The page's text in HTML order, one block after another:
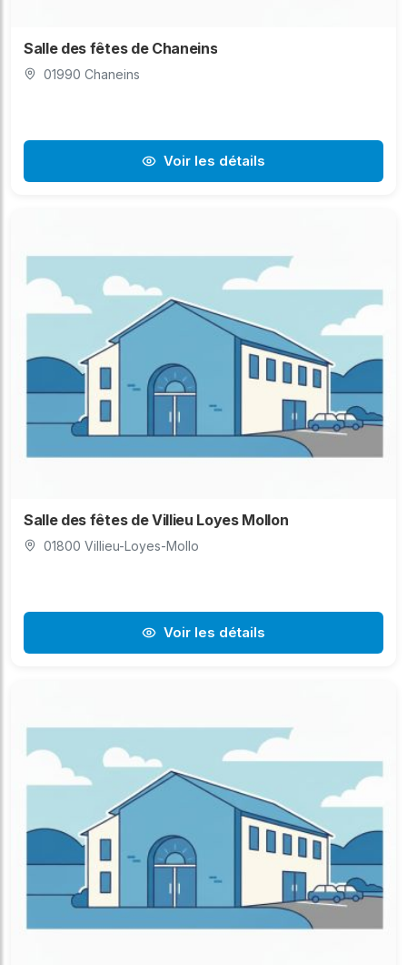
Salle des fêtes de Chaneins
01990 Chaneins
Voir les détails
Salle des fêtes de Villieu Loyes Mollon
01800 Villieu-Loyes-Mollo
Voir les détails